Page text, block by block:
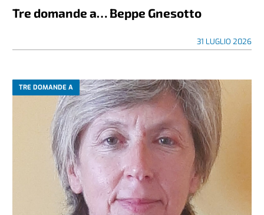
Tre domande a… Beppe Gnesotto
31 LUGLIO 2026
TRE DOMANDE A